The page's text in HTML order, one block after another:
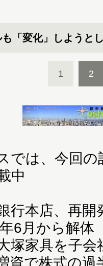
も「変化」しよう
1 2
では、今回の
中
行本店、再開
6月から解体
塚家具を子
資で株式の過